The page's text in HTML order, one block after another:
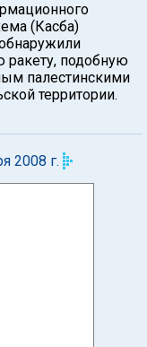
(Касба)
подобную
палестинскими
территории.
2008 г.